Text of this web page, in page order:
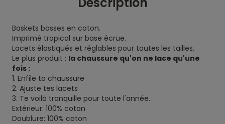
Baskets basses en coton.
Imprimé tropical sur base écrue.
Lacets élastiqués et réglables pour toutes les tailles.
Le plus produit : la chaussure qu'on ne lace qu'une
fois :
1. Enfile ta chaussure
2. Ajuste tes lacets
3. Te voilà tranquille pour toute l'année.
Extérieur: 100% coton
Doublure: 100% coton